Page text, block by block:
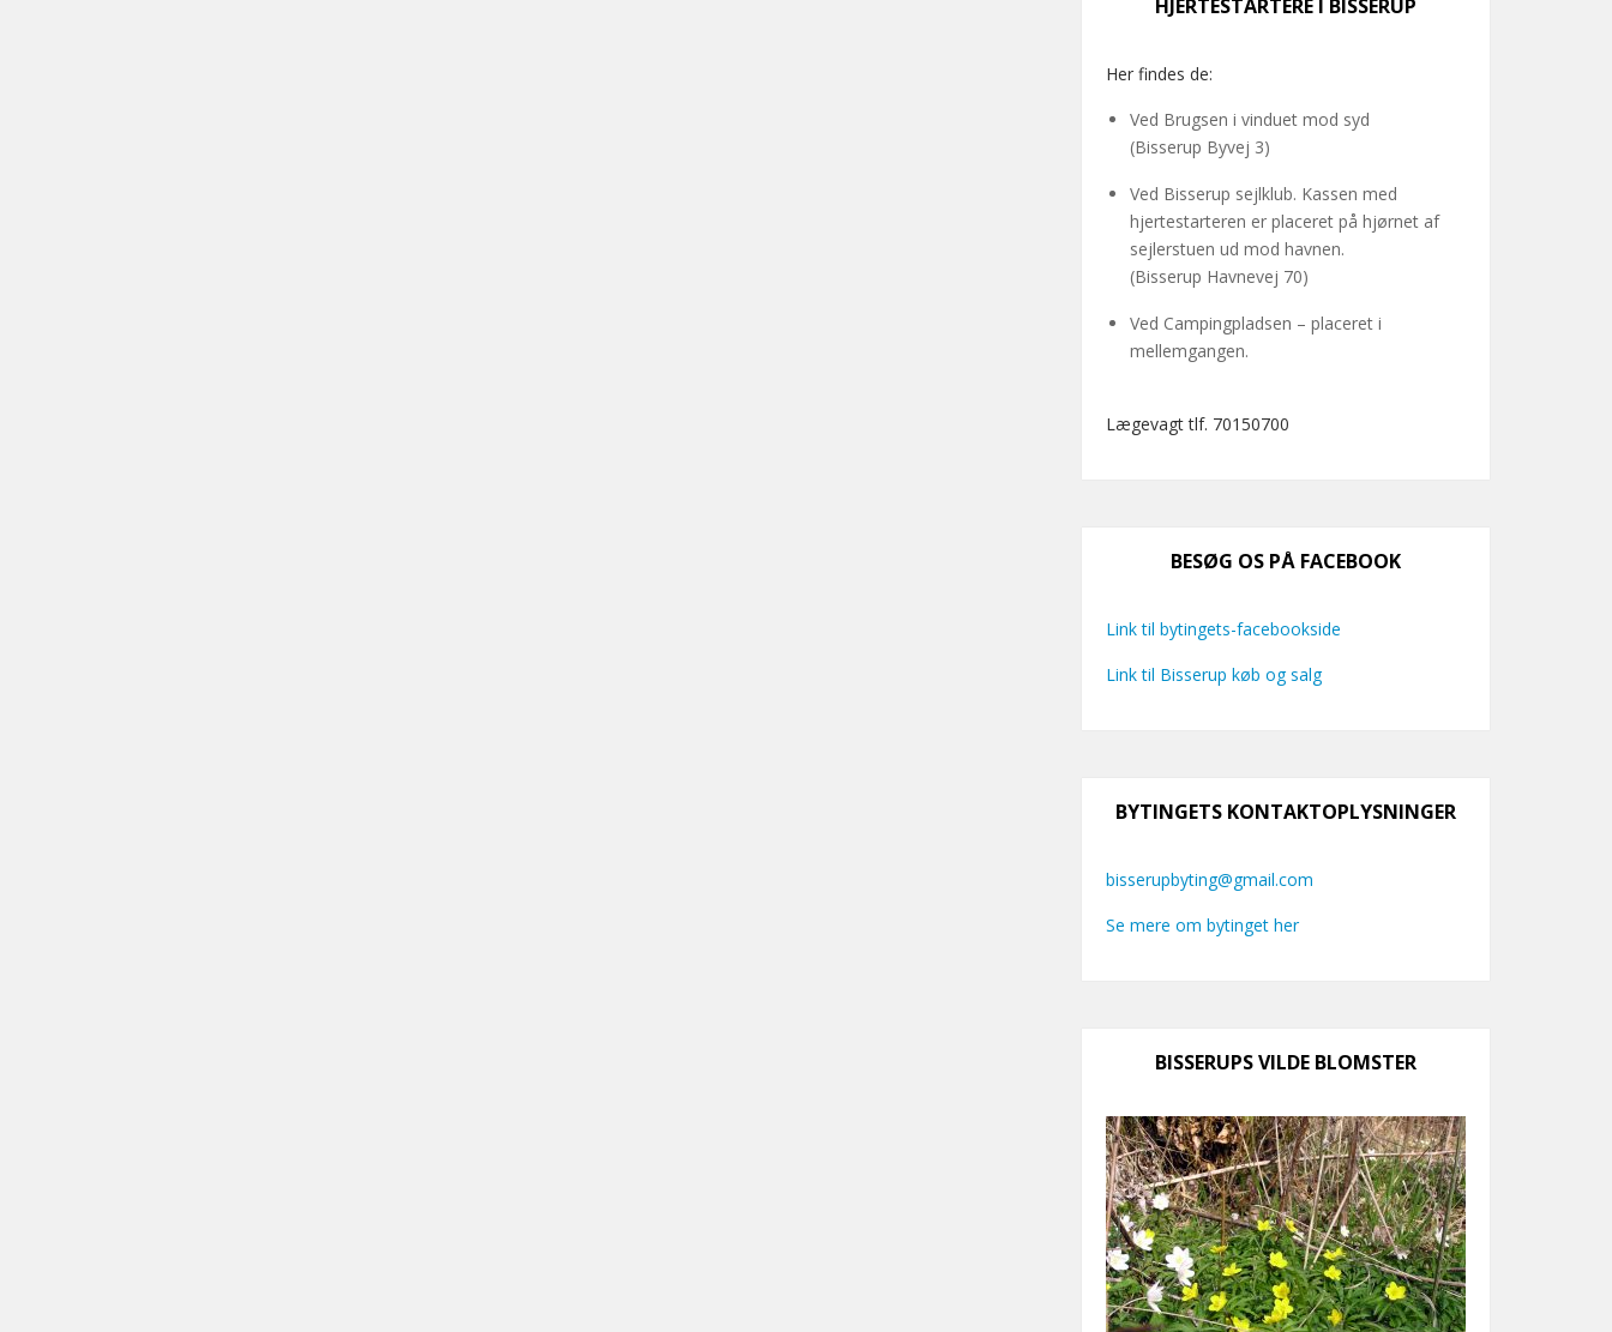
HJERTESTARTERE I BISSERUP
Her findes de:
Ved Brugsen i vinduet mod syd
(Bisserup Byvej 3)
Ved Bisserup sejlklub. Kassen med
hjertestarteren er placeret på hjørnet af
sejlerstuen ud mod havnen.
(Bisserup Havnevej 70)
Ved Campingpladsen – placeret i
mellemgangen.
Lægevagt tlf. 70150700
BESØG OS PÅ FACEBOOK
Link til bytingets-facebookside
Link til Bisserup køb og salg
BYTINGETS KONTAKTOPLYSNINGER
bisserupbyting@gmail.com
Se mere om bytinget her
BISSERUPS VILDE BLOMSTER